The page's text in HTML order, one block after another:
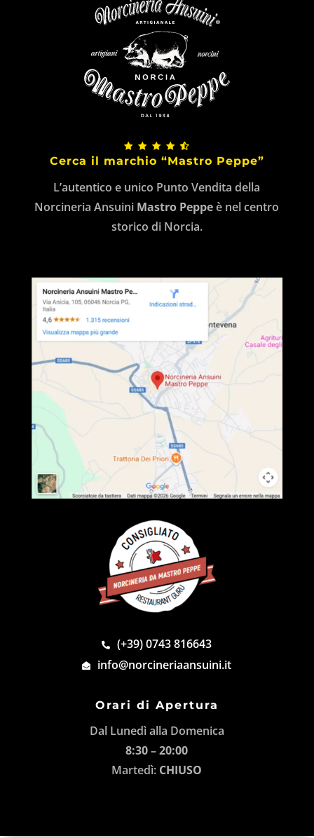
Cerca il marchio “Mastro Peppe”
L’autentico e unico Punto Vendita della
Norcineria Ansuini Mastro Peppeè nel centro
storico di Norcia.
(+39) 0743 816643
info@norcineriaansuini.it
Orari di Apertura
Dal Lunedì alla Domenica
8:30 – 20:00
Martedì: CHIUSO